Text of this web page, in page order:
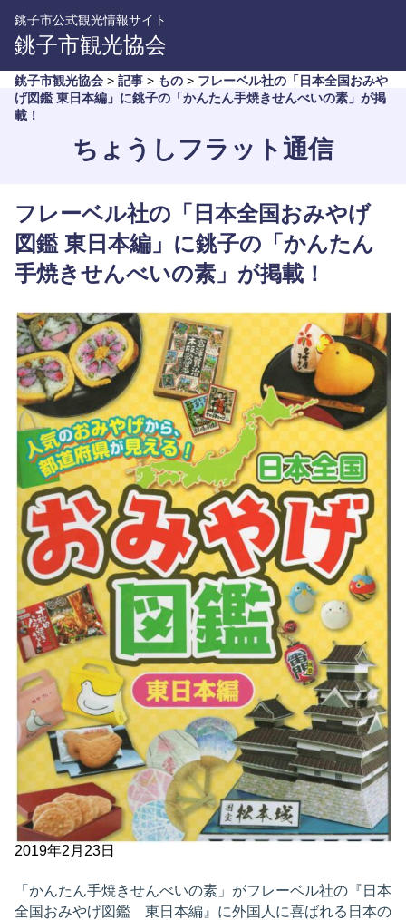
銚子市公式観光情報サイト
銚子市観光協会
銚子市観光協会 > 記事 > もの > フレーベル社の「日本全国おみや
げ図鑑 東日本編」に銚子の「かんたん手焼きせんべいの素」が掲
載！
ちょうしフラット通信
フレーベル社の「日本全国おみやげ
図鑑 東日本編」に銚子の「かんたん
手焼きせんべいの素」が掲載！
2019年2月23日
「かんたん手焼きせんべいの素」がフレーベル社の『日本
全国おみやげ図鑑 東日本編』に外国人に喜ばれる日本の